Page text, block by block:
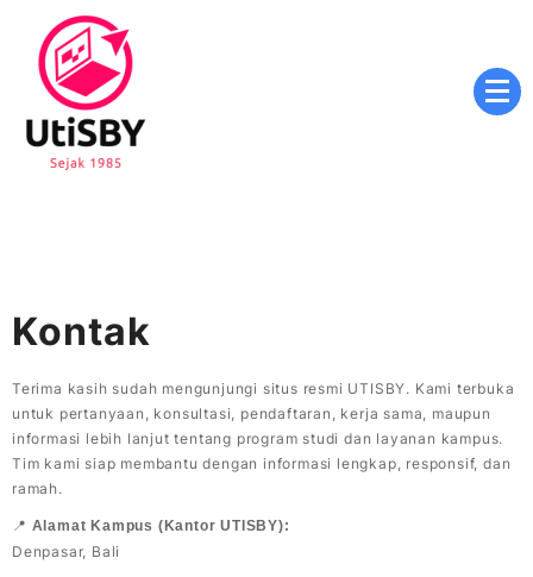
content
Kontak
Terima kasih sudah mengunjungi situs resmi UTISBY. Kami terbuka
untuk pertanyaan, konsultasi, pendaftaran, kerja sama, maupun
informasi lebih lanjut tentang program studi dan layanan kampus.
Tim kami siap membantu dengan informasi lengkap, responsif, dan
ramah.
📍 Alamat Kampus (Kantor UTISBY):
Denpasar, Bali